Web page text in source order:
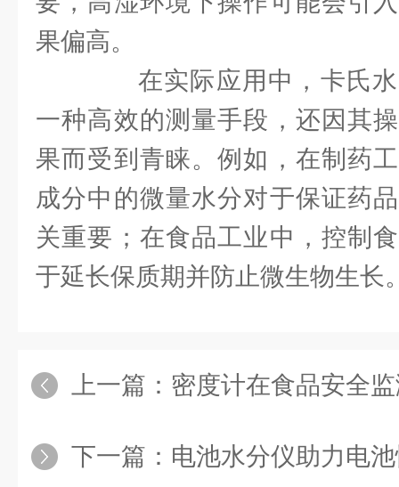
果偏高。
在实际应用中，卡氏水
一种高效的测量手段，还因其
果而受到青睐。例如，在制药
成分中的微量水分对于保证药
关重要；在食品工业中，控制
于延长保质期并防止微生物生长
上一篇： 密度计在食品安全
下一篇： 电池水分仪助力电